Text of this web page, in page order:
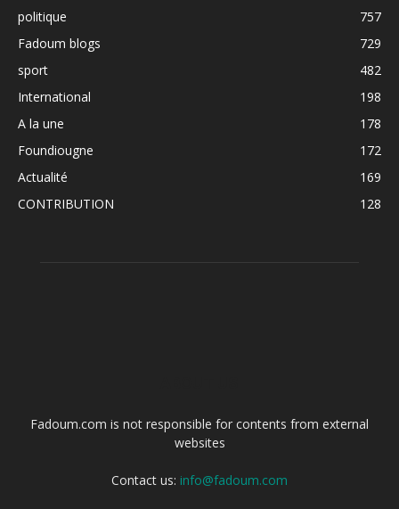
politique
757
Fadoum blogs
729
sport
482
International
198
A la une
178
Foundiougne
172
Actualité
169
CONTRIBUTION
128
Fadoum.com is not responsible for contents from external
websites
Contact us: info@fadoum.com